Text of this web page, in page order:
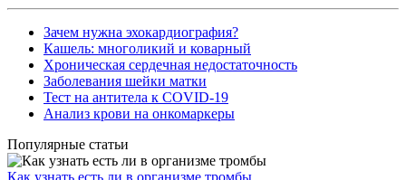
Зачем нужна эхокардиография?
Кашель: многоликий и коварный
Хроническая сердечная недостаточность
Заболевания шейки матки
Тест на антитела к COVID-19
Анализ крови на онкомаркеры
Популярные статьи
Как узнать есть ли в организме тромбы